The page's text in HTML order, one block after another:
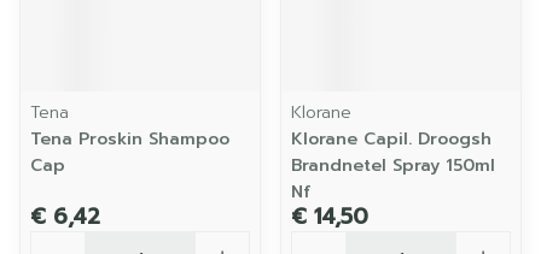
Tena
Tena Proskin Shampoo
Cap
€ 6,42
Klorane
Klorane Capil. Droogsh
Brandnetel Spray 150ml
Nf
€ 14,50